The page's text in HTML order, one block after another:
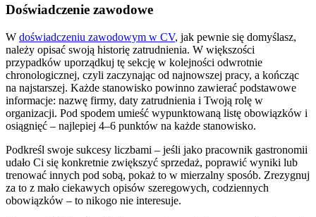
Doświadczenie zawodowe
W doświadczeniu zawodowym w CV, jak pewnie się domyślasz,
należy opisać swoją historię zatrudnienia. W większości
przypadków uporządkuj tę sekcję w kolejności odwrotnie
chronologicznej, czyli zaczynając od najnowszej pracy, a kończąc
na najstarszej. Każde stanowisko powinno zawierać podstawowe
informacje: nazwę firmy, daty zatrudnienia i Twoją rolę w
organizacji. Pod spodem umieść wypunktowaną listę obowiązków i
osiągnięć – najlepiej 4–6 punktów na każde stanowisko.
Podkreśl swoje sukcesy liczbami – jeśli jako pracownik gastronomii
udało Ci się konkretnie zwiększyć sprzedaż, poprawić wyniki lub
trenować innych pod sobą, pokaż to w mierzalny sposób. Zrezygnuj
za to z mało ciekawych opisów szeregowych, codziennych
obowiązków – to nikogo nie interesuje.